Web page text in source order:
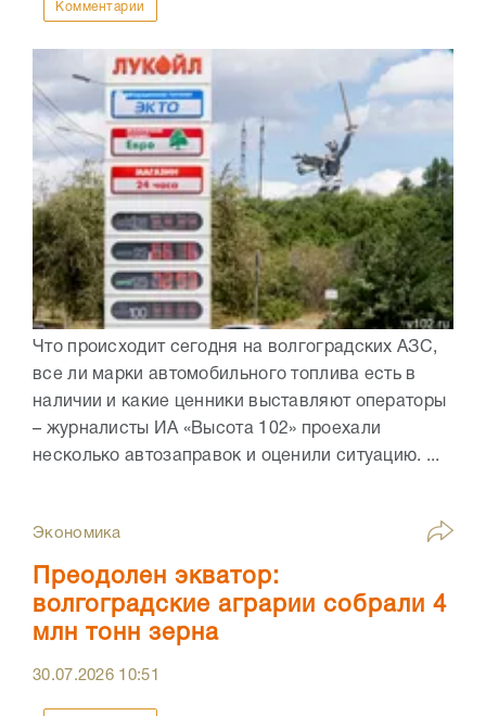
Комментарии
Что происходит сегодня на волгоградских АЗС,
все ли марки автомобильного топлива есть в
наличии и какие ценники выставляют операторы
– журналисты ИА «Высота 102» проехали
несколько автозаправок и оценили ситуацию. ...
Экономика
Преодолен экватор:
волгоградские аграрии собрали 4
млн тонн зерна
30.07.2026 10:51